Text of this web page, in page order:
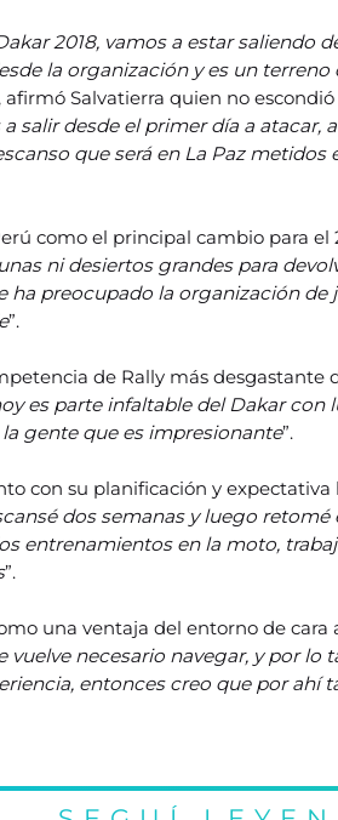
2018, vamos a estar saliendo
la organización y es un
afirmó Salvatierra quien no
a salir desde el primer día a atacar,
que será en La Paz metidos
como el principal cambio para el
ni desiertos grandes para
ha preocupado la organización de
”.
de Rally más desgastante
es parte infaltable del Dakar con
gente que es impresionante”.
con su planificación y expectativa
dos semanas y luego retomé
entrenamientos en la moto,
”.
una ventaja del entorno de cara
vuelve necesario navegar, y por lo
entonces creo que por ahí